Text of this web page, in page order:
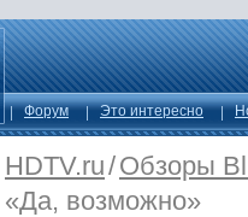
Форум Это интересно
HDTV.ru/Обзоры
«Да, возможно»